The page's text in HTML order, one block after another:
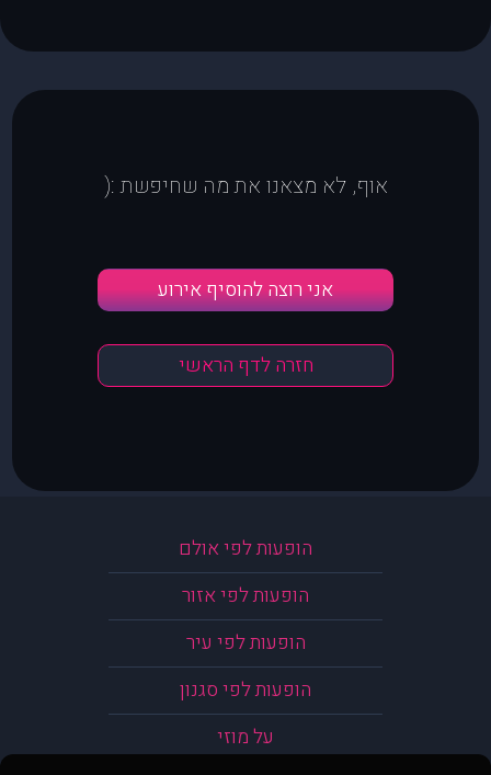
אוף, לא מצאנו את מה שחיפשת :(
אני רוצה להוסיף אירוע
חזרה לדף הראשי
הופעות לפי אולם
הופעות לפי אזור
הופעות לפי עיר
הופעות לפי סגנון
על מוזי